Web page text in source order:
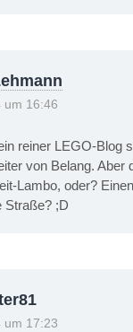
um 16:46
reiner LEGO-Blog
von Belang. Aber
Lambo, oder?
Straße? ;D
um 17:23